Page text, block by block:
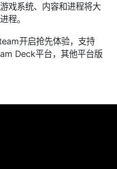
戏系统、内容和进程将大
程。
开启抢先体验，支持
Deck平台，其他平台版